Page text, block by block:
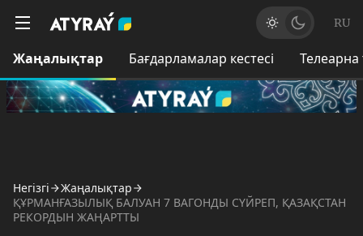
RU
Жаңалықтар Бағдарламалар кестесі
Негізгі
Жаңалықтар
ҚҰРМАНҒАЗЫЛЫҚ БАЛУАН 7 ВАГОНДЫ СҮЙРЕП, ҚАЗАҚСТАН
РЕКОРДЫН ЖАҢАРТТЫ